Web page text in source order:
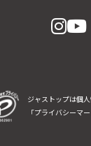
ジャストップは個
「プライバシーマ